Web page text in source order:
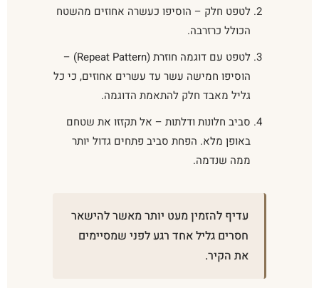
לטפט חלק – הוסיפו כעשרה אחוזים מהשטח
הכולל כרזרבה.
לטפט עם דוגמה חוזרת (Repeat Pattern) –
הוסיפו חמישה עשר עד עשרים אחוזים, כי כל
גליל מאבד חלק להתאמת הדוגמה.
סביב חלונות ודלתות – אל תקזזו את שטחם
באופן מלא. הפחת סביב פתחים גדול יותר
ממה שנדמה.
עדיף להזמין מעט יותר מאשר להישאר
חסרים גליל אחד רגע לפני שמסיימים
את הקיר.